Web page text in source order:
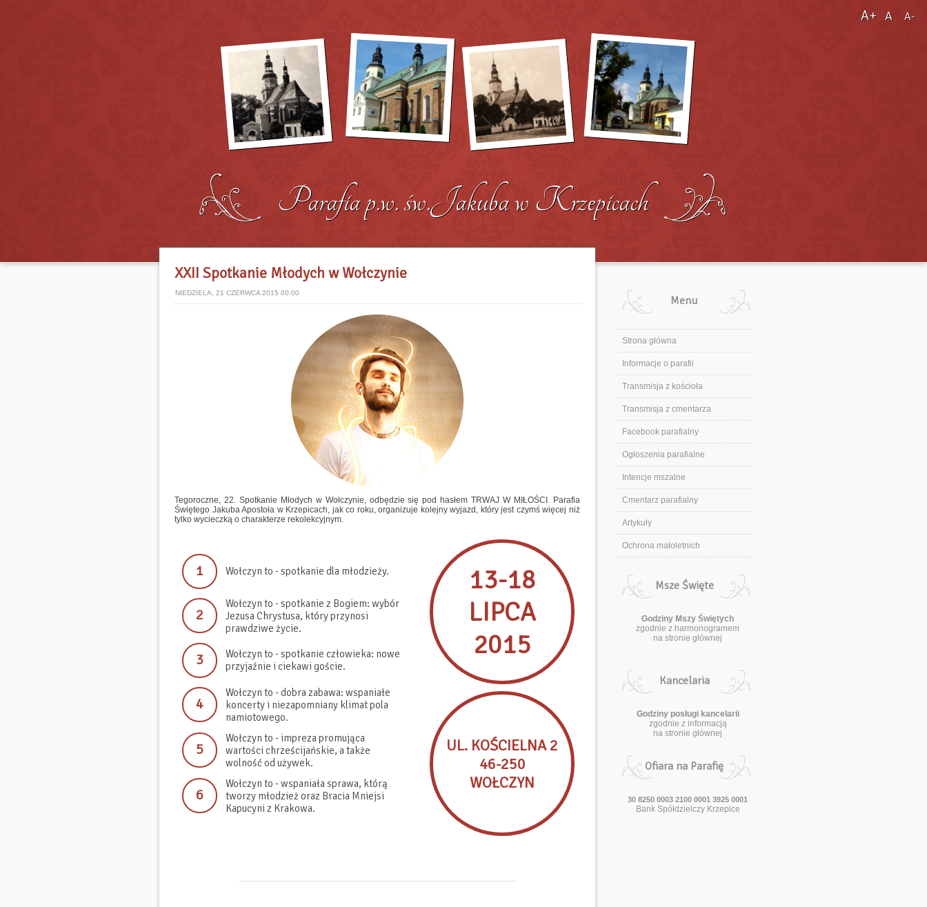
A+ A A-
Menu
Strona główna
Informacje o parafii
Transmisja z kościoła
Transmisja z cmentarza
Facebook parafialny
Ogłoszenia parafialne
Intencje mszalne
Cmentarz parafialny
Artykuły
Ochrona małoletnich
Msze Święte
Godziny Mszy Świętych
zgodnie z harmonogramem
na stronie głównej
Kancelaria
Godziny posługi kancelarii
zgodnie z informacją
na stronie głównej
Ofiara na Parafię
30 8250 0003 2100 0001 3925 0001
Bank Spółdzielczy Krzepice
XXII Spotkanie Młodych w Wołczynie
NIEDZIELA, 21 CZERWCA 2015 00:00
Tegoroczne, 22. Spotkanie Młodych w Wołczynie, odbędzie się pod hasłem TRWAJ W MIŁOŚCI. Parafia
Świętego Jakuba Apostoła w Krzepicach, jak co roku, organizuje kolejny wyjazd, który jest czymś więcej niż
tylko wycieczką o charakterze rekolekcyjnym.
1 Wołczyn to - spotkanie dla młodzieży.
2
Wołczyn to - spotkanie z Bogiem: wybór
Jezusa Chrystusa, który przynosi
prawdziwe życie.
3
Wołczyn to - spotkanie człowieka: nowe
przyjaźnie i ciekawi goście.
4
Wołczyn to - dobra zabawa: wspaniałe
koncerty i niezapomniany klimat pola
namiotowego.
5
Wołczyn to - impreza promująca
wartości chrześcijańskie, a także
wolność od używek.
6
Wołczyn to - wspaniała sprawa, którą
tworzy młodzież oraz Bracia Mniejsi
Kapucyni z Krakowa.
13-18
LIPCA
2015
UL. KOŚCIELNA 2
46-250
WOŁCZYN